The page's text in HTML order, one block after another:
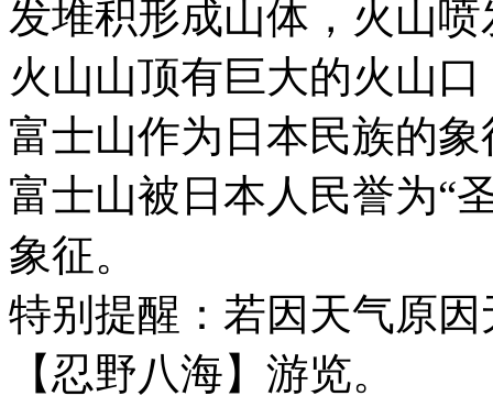
发堆积形成山体，火山
火山山顶有巨大的火山
富士山作为日本民族的
富士山被日本人民誉为“
象征。
特别提醒：若因天气原
【忍野八海】游览。